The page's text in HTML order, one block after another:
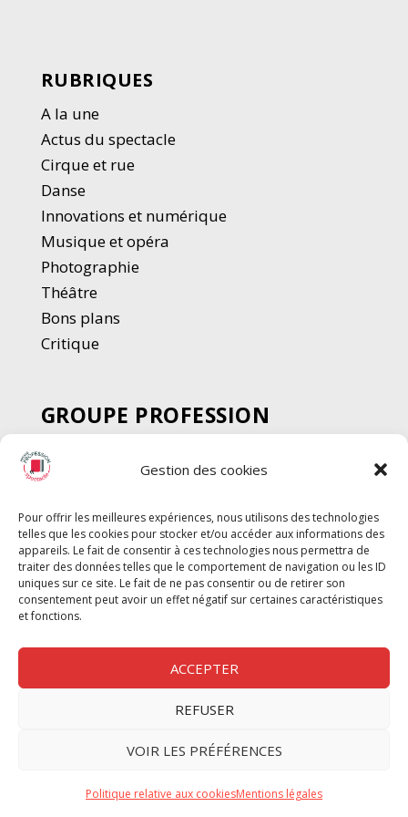
Gestion des cookies
Pour offrir les meilleures expériences, nous utilisons des technologies
telles que les cookies pour stocker et/ou accéder aux informations des
appareils. Le fait de consentir à ces technologies nous permettra de
traiter des données telles que le comportement de navigation ou les ID
uniques sur ce site. Le fait de ne pas consentir ou de retirer son
consentement peut avoir un effet négatif sur certaines caractéristiques
et fonctions.
ACCEPTER
REFUSER
VOIR LES PRÉFÉRENCES
Politique relative aux cookiesMentions légales
RUBRIQUES
A la une
Actus du spectacle
Cirque et rue
Danse
Innovations et numérique
Musique et opéra
Photographie
Théâtre
Bons plans
Critique
GROUPE PROFESSION
SPECTACLE
Chèque Intermittents
Chèque Compta
Chèque Emploi Spectacle
G-Pods
Profession Audio-visuel
Nous contacter